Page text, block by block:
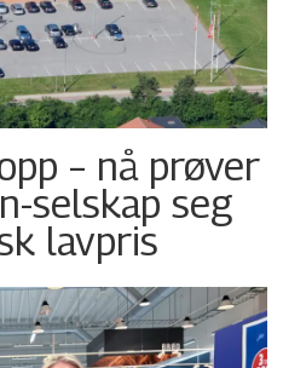
– nå prøver
selskap seg
lavpris